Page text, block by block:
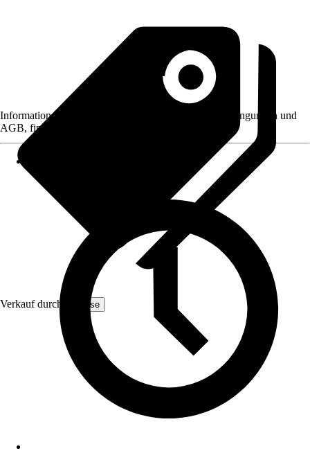
Verkauf durch: Yulisse
Informationen des Verkäufers, wie z. B. Rückgabebedingungen und
AGB, finden Sie bei Klick auf den Verkäufernamen.